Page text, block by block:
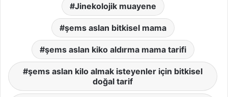
Jinekolojik muayene
şems aslan bitkisel mama
şems aslan kiko aldırma mama tarifi
şems aslan kilo almak isteyenler için bitkisel
doğal tarif